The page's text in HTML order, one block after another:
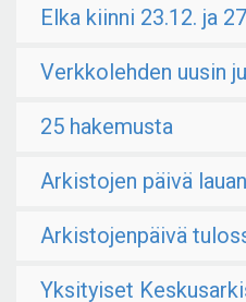
Elka kiinni 23.12. ja
Verkkolehden uusin
25 hakemusta
Arkistojen päivä
Arkistojenpäivä
Yksityiset